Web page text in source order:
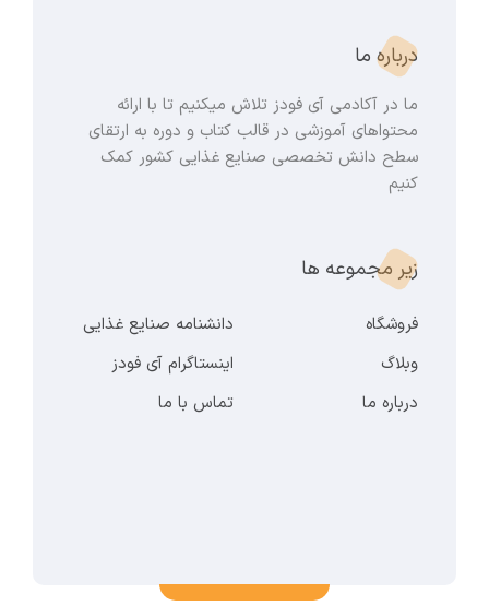
درباره ما
ما در آکادمی آی فودز تلاش میکنیم تا با ارائه
محتواهای آموزشی در قالب کتاب و دوره به ارتقای
سطح دانش تخصصی صنایع غذایی کشور کمک
کنیم
زیر مجموعه ها
فروشگاه
دانشنامه صنایع غذایی
وبلاگ
اینستاگرام آی فودز
درباره ما
تماس با ما